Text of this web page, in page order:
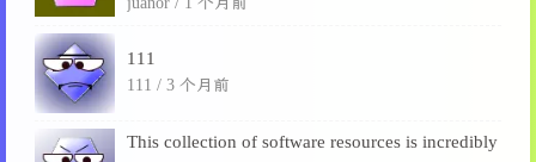
111
111 /3 个月前
This collection of software resources is incredibly